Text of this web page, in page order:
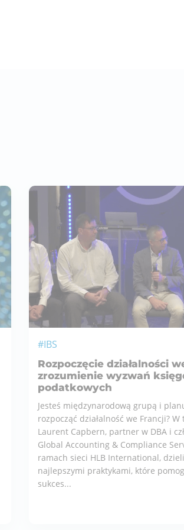
#IBS
Rozpoczęcie działalności
zrozumienie wyzwań
podatkowych
Jesteś międzynarodową grupą i
rozpocząć działalność we Francji?
Laurent Capbern, partner w DBA i
Global Accounting & Compliance
ramach sieci HLB International,
najlepszymi praktykami, które
sukces...